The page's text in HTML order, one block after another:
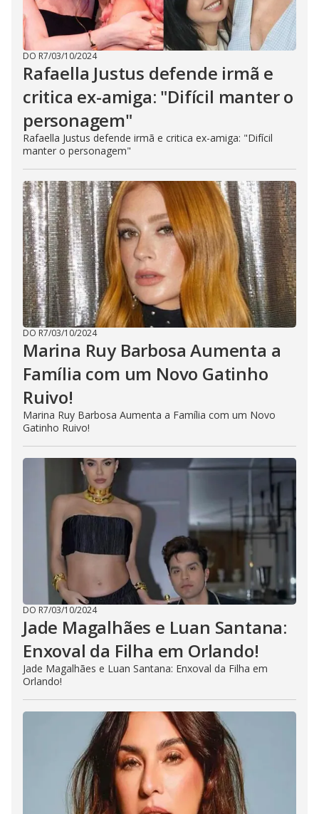
DO R7/03/10/2024
Rafaella Justus defende irmã e
critica ex-amiga: "Difícil manter o
personagem"
Rafaella Justus defende irmã e critica ex-amiga: "Difícil
manter o personagem"
DO R7/03/10/2024
Marina Ruy Barbosa Aumenta a
Família com um Novo Gatinho
Ruivo!
Marina Ruy Barbosa Aumenta a Família com um Novo
Gatinho Ruivo!
DO R7/03/10/2024
Jade Magalhães e Luan Santana:
Enxoval da Filha em Orlando!
Jade Magalhães e Luan Santana: Enxoval da Filha em
Orlando!